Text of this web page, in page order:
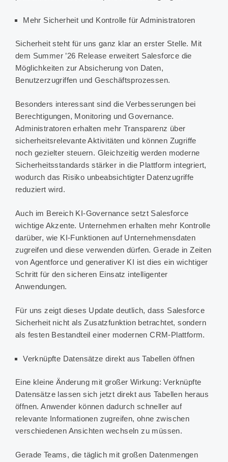
Mehr Sicherheit und Kontrolle für Administratoren
Sicherheit steht für uns ganz klar an erster Stelle. Mit
dem Summer ’26 Release erweitert Salesforce die
Möglichkeiten zur Absicherung von Daten,
Benutzerzugriffen und Geschäftsprozessen.
Besonders interessant sind die Verbesserungen bei
Berechtigungen, Monitoring und Governance.
Administratoren erhalten mehr Transparenz über
sicherheitsrelevante Aktivitäten und können Zugriffe
noch gezielter steuern. Gleichzeitig werden moderne
Sicherheitsstandards stärker in die Plattform integriert,
wodurch das Risiko unbeabsichtigter Datenzugriffe
reduziert wird.
Auch im Bereich KI-Governance setzt Salesforce
wichtige Akzente. Unternehmen erhalten mehr Kontrolle
darüber, wie KI-Funktionen auf Unternehmensdaten
zugreifen und diese verwenden dürfen. Gerade in Zeiten
von Agentforce und generativer KI ist dies ein wichtiger
Schritt für den sicheren Einsatz intelligenter
Anwendungen.
Für uns zeigt dieses Update deutlich, dass Salesforce
Sicherheit nicht als Zusatzfunktion betrachtet, sondern
als festen Bestandteil einer modernen CRM-Plattform.
Verknüpfte Datensätze direkt aus Tabellen öffnen
Eine kleine Änderung mit großer Wirkung: Verknüpfte
Datensätze lassen sich jetzt direkt aus Tabellen heraus
öffnen. Anwender können dadurch schneller auf
relevante Informationen zugreifen, ohne zwischen
verschiedenen Ansichten wechseln zu müssen.
Gerade Teams, die täglich mit großen Datenmengen